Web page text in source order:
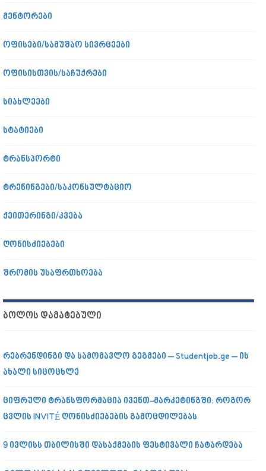
მენტორები
ოფისები/სამუშაო სივრცეები
ოფისისთვის/საჩუქრები
სიახლეები
სტატიები
ტრანსპორტი
ტრენინგები/საკონსულტაციო
ქეითერინგი/კვება
ღონისძიებები
შრომის უსაფრთხოება
ᲑᲝᲚᲝᲡ ᲓᲐᲛᲐᲢᲔᲑᲣᲚᲘ
რებრენდინგი და სამომავლო გეგმები – Studentjob.ge – ის
ახალი სიცოცხლე
ციფრული ტრანსფორმაცია ივენთ-მარკეტინგში: როგორ
ცვლის INVITÉ ღონისძიებების გამოცდილებას
9 ივლისს თბილისში დასაქმების ფესტივალი ჩატარდება